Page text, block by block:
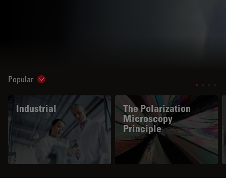
Popular Show subnavigation
Industrial
The Polarization
Microscopy
Principle